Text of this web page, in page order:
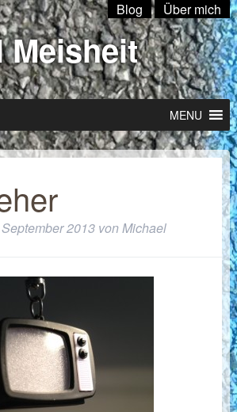
Blog Über mich
Meisheit
MENU
2013 vonMichael